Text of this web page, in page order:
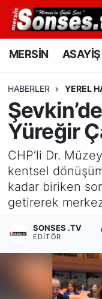
MERSİN ASAYİŞ
HABERLER YEREL
Yüreğir
CHP’li Dr.
kentsel
kadar biriken
getirerek
SONSES .TV
EDITÖR
MERSİN
SPOR
GÜNÜN
DÜNYA
KÜLTÜR -
MAGAZİN
SAĞLIK
Siyaset
Mersin
Mersin
Mersin Trafik
Süper Lig
Tüm
Son Dakika
Haber Arşivi